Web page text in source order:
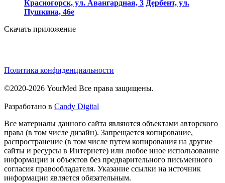
Красногорск, ул. Авангардная, 3 Дербент, ул.
Пушкина, 46е
Скачать приложение
Политика конфиденциальности
©2020-2026 YourMed Все права защищены.
Разработано в Candy Digital
Все материалы данного сайта являются объектами авторского
права (в том числе дизайн). Запрещается копирование,
распространение (в том числе путем копирования на другие
сайты и ресурсы в Интернете) или любое иное использование
информации и объектов без предварительного письменного
согласия правообладателя. Указание ссылки на источник
информации является обязательным.